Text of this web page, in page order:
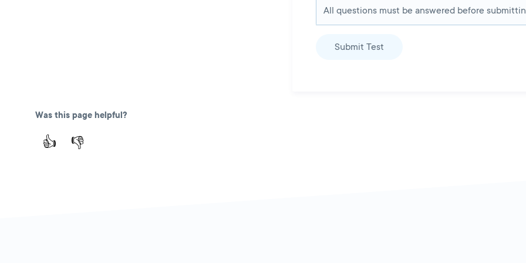
All questions must be answered before
Submit Test
Was this page helpful?
👍 👎